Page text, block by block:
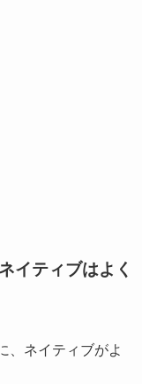
イティブはよく
、ネイティブがよ